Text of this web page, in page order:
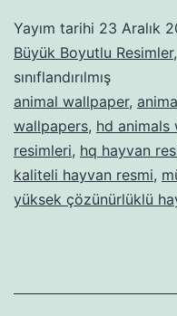
Yayım tarihi 23 Aralık
Büyük Boyutlu Resimler,
sınıflandırılmış
animal wallpaper,
wallpapers, hd animals
resimleri, hq hayvan
kaliteli hayvan resmi,
yüksek çözünürlüklü